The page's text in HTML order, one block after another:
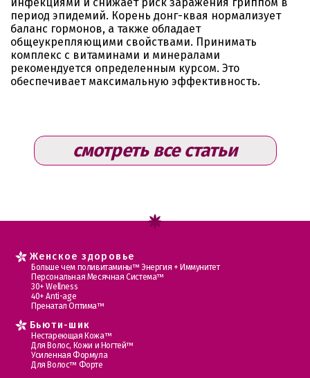
период эпидемий. Корень донг-квая нормализует
баланс гормонов, а также обладает
общеукрепляющими свойствами. Принимать
комплекс с витаминами и минералами
рекомендуется определенным курсом. Это
обеспечивает максимальную эффективность.
смотреть все статьи
Женское здоровье
Больше чем поливитамины™ Энергия + Иммунитет
Персональная Месячная Система™
30+ Wellness
40+ Anti-age
Пренатал Оптима™
Бьюти-шик
Нестареющая Кожа™
Для Волос, Кожи и Ногтей™
Усиленная Формула
Для Волос™ Форте